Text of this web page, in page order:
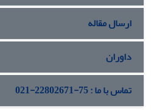
ارسال مقاله
داوران
تماس با ما : 75-22802671-021